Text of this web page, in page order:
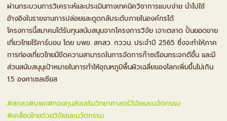
ผ่านกระบวนการวิเคราะห์และประเมินทางเทคนิควิชาการแบบง่าย นำไปใช้
อ้างอิงในรายงานการปล่อยและดูดกลับระดับภายในองค์กรได้
โครงการนี้สมาคมได้รับทุนสนับสนุนจากโครงการวิจัย เจาะตลาด ปั้นยอดขาย
เที่ยวไทยไร้คาร์บอน โดย บพข. สกสว. กววน. ประจำปี 2565 ซึ่งจะทำให้ภาค
การท่องเที่ยวไทยมีขีดความสามารถในการจัดการก๊าซเรือนกระจกดีขึ้น และมี
ส่วนสนับสนุนุเป้าหมายในการทำให้อุณหภูมิพื้นผิวเฉลี่ยของโลกเพิ่มขึ้นไม่เกิน
1.5 องศาเซลเซียส
#สกสว#บพข#กองทุนส่งเสริมวิทยาศาสตร์วิจัยและนวัตกรรม
#เคลื่อนไทยด้วยวิจัยและนวัตกรรม